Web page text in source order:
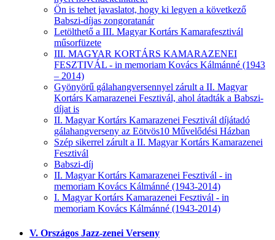
Ön is tehet javaslatot, hogy ki legyen a következő
Babszi-díjas zongoratanár
Letölthető a III. Magyar Kortárs Kamarafesztivál
műsorfüzete
III. MAGYAR KORTÁRS KAMARAZENEI
FESZTIVÁL - in memoriam Kovács Kálmánné (1943
– 2014)
Gyönyörű gálahangversennyel zárult a II. Magyar
Kortárs Kamarazenei Fesztivál, ahol átadták a Babszi-
díjat is
II. Magyar Kortárs Kamarazenei Fesztivál díjátadó
gálahangverseny az Eötvös10 Művelődési Házban
Szép sikerrel zárult a II. Magyar Kortárs Kamarazenei
Fesztivál
Babszi-díj
II. Magyar Kortárs Kamarazenei Fesztivál - in
memoriam Kovács Kálmánné (1943-2014)
I. Magyar Kortárs Kamarazenei Fesztivál - in
memoriam Kovács Kálmánné (1943-2014)
V. Országos Jazz-zenei Verseny